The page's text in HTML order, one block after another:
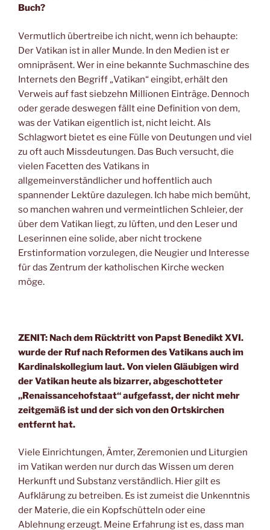
Buch?
Vermutlich übertreibe ich nicht, wenn ich behaupte:
Der Vatikan ist in aller Munde. In den Medien ist er
omnipräsent. Wer in eine bekannte Suchmaschine des
Internets den Begriff „Vatikan“ eingibt, erhält den
Verweis auf fast siebzehn Millionen Einträge. Dennoch
oder gerade deswegen fällt eine Definition von dem,
was der Vatikan eigentlich ist, nicht leicht. Als
Schlagwort bietet es eine Fülle von Deutungen und viel
zu oft auch Missdeutungen. Das Buch versucht, die
vielen Facetten des Vatikans in
allgemeinverständlicher und hoffentlich auch
spannender Lektüre dazulegen. Ich habe mich bemüht,
so manchen wahren und vermeintlichen Schleier, der
über dem Vatikan liegt, zu lüften, und den Leser und
Leserinnen eine solide, aber nicht trockene
Erstinformation vorzulegen, die Neugier und Interesse
für das Zentrum der katholischen Kirche wecken
möge.
ZENIT: Nach dem Rücktritt von Papst Benedikt XVI.
wurde der Ruf nach Reformen des Vatikans auch im
Kardinalskollegium laut. Von vielen Gläubigen wird
der Vatikan heute als bizarrer, abgeschotteter
„Renaissancehofstaat“ aufgefasst, der nicht mehr
zeitgemäß ist und der sich von den Ortskirchen
entfernt hat.
Viele Einrichtungen, Ämter, Zeremonien und Liturgien
im Vatikan werden nur durch das Wissen um deren
Herkunft und Substanz verständlich. Hier gilt es
Aufklärung zu betreiben. Es ist zumeist die Unkenntnis
der Materie, die ein Kopfschütteln oder eine
Ablehnung erzeugt. Meine Erfahrung ist es, dass man